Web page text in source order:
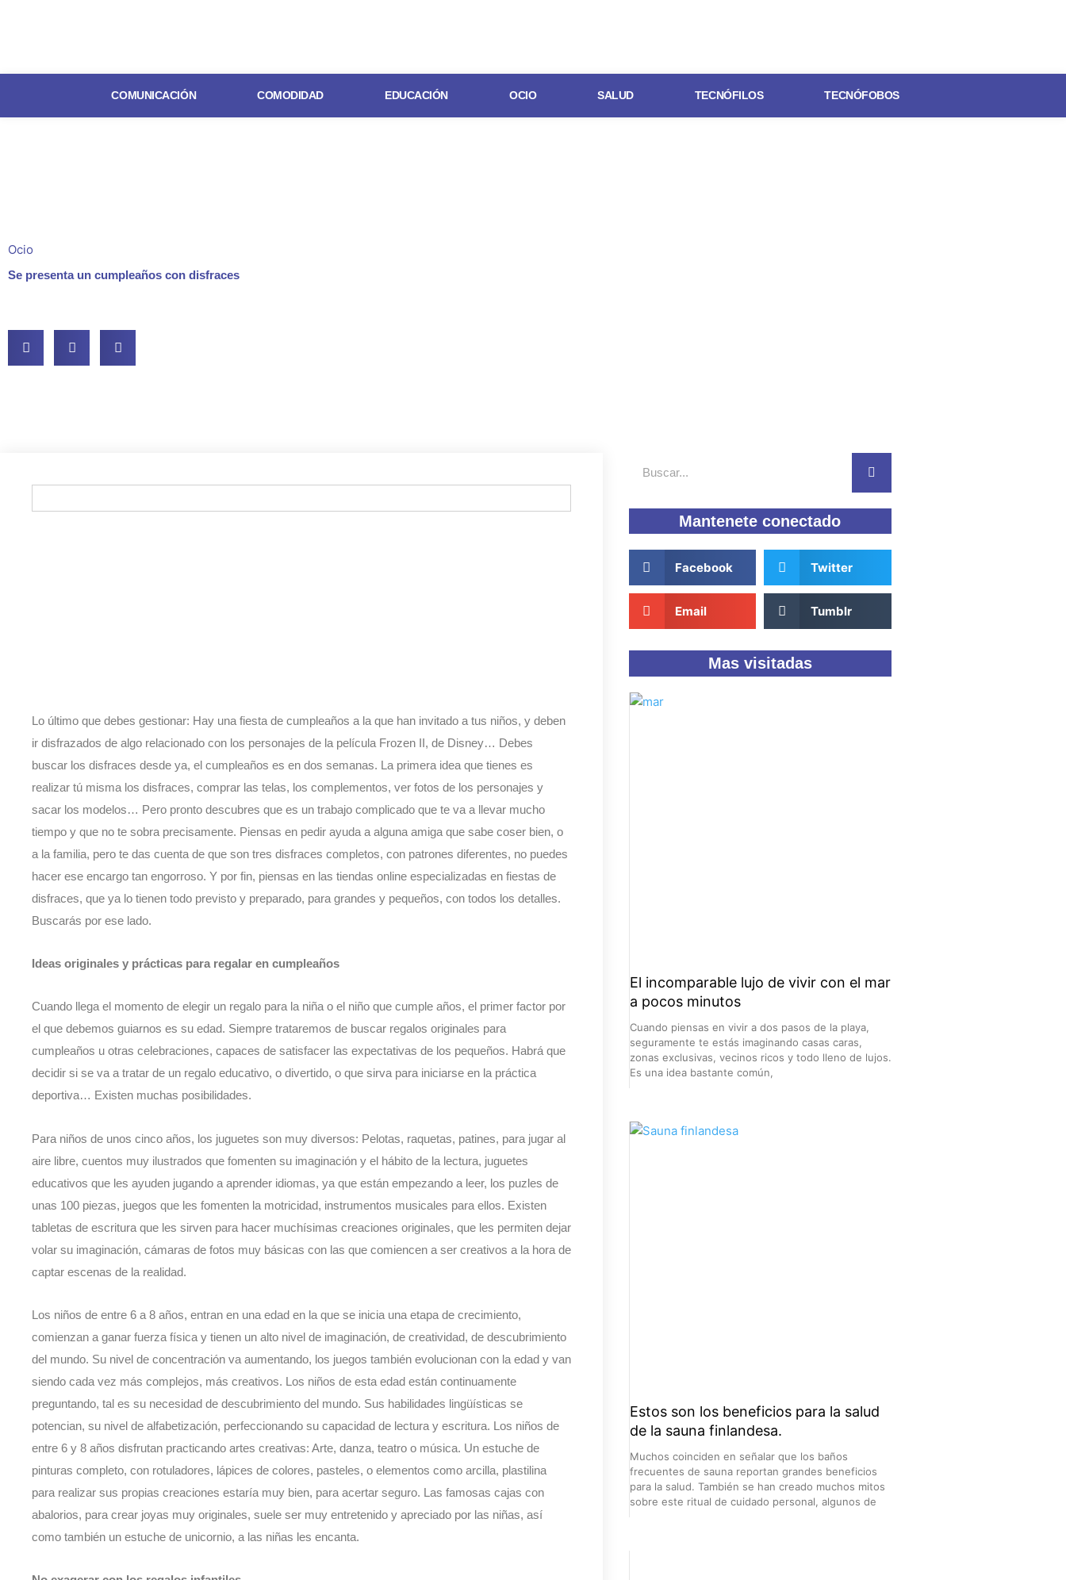
COMUNICACIÓN COMODIDAD EDUCACIÓN OCIO SALUD TECNÓFILOS TECNÓFOBOS
Ocio
Se presenta un cumpleaños con disfraces
Lo último que debes gestionar: Hay una fiesta de cumpleaños a la que han invitado a tus niños, y deben
ir disfrazados de algo relacionado con los personajes de la película Frozen II, de Disney… Debes
buscar los disfraces desde ya, el cumpleaños es en dos semanas. La primera idea que tienes es
realizar tú misma los disfraces, comprar las telas, los complementos, ver fotos de los personajes y
sacar los modelos… Pero pronto descubres que es un trabajo complicado que te va a llevar mucho
tiempo y que no te sobra precisamente. Piensas en pedir ayuda a alguna amiga que sabe coser bien, o
a la familia, pero te das cuenta de que son tres disfraces completos, con patrones diferentes, no puedes
hacer ese encargo tan engorroso. Y por fin, piensas en las tiendas online especializadas en fiestas de
disfraces, que ya lo tienen todo previsto y preparado, para grandes y pequeños, con todos los detalles.
Buscarás por ese lado.
Ideas originales y prácticas para regalar en cumpleaños
Cuando llega el momento de elegir un regalo para la niña o el niño que cumple años, el primer factor por
el que debemos guiarnos es su edad. Siempre trataremos de buscar regalos originales para
cumpleaños u otras celebraciones, capaces de satisfacer las expectativas de los pequeños. Habrá que
decidir si se va a tratar de un regalo educativo, o divertido, o que sirva para iniciarse en la práctica
deportiva… Existen muchas posibilidades.
Para niños de unos cinco años, los juguetes son muy diversos: Pelotas, raquetas, patines, para jugar al
aire libre, cuentos muy ilustrados que fomenten su imaginación y el hábito de la lectura, juguetes
educativos que les ayuden jugando a aprender idiomas, ya que están empezando a leer, los puzles de
unas 100 piezas, juegos que les fomenten la motricidad, instrumentos musicales para ellos. Existen
tabletas de escritura que les sirven para hacer muchísimas creaciones originales, que les permiten dejar
volar su imaginación, cámaras de fotos muy básicas con las que comiencen a ser creativos a la hora de
captar escenas de la realidad.
Los niños de entre 6 a 8 años, entran en una edad en la que se inicia una etapa de crecimiento,
comienzan a ganar fuerza física y tienen un alto nivel de imaginación, de creatividad, de descubrimiento
del mundo. Su nivel de concentración va aumentando, los juegos también evolucionan con la edad y van
siendo cada vez más complejos, más creativos. Los niños de esta edad están continuamente
preguntando, tal es su necesidad de descubrimiento del mundo. Sus habilidades lingüísticas se
potencian, su nivel de alfabetización, perfeccionando su capacidad de lectura y escritura. Los niños de
entre 6 y 8 años disfrutan practicando artes creativas: Arte, danza, teatro o música. Un estuche de
pinturas completo, con rotuladores, lápices de colores, pasteles, o elementos como arcilla, plastilina
para realizar sus propias creaciones estaría muy bien, para acertar seguro. Las famosas cajas con
abalorios, para crear joyas muy originales, suele ser muy entretenido y apreciado por las niñas, así
como también un estuche de unicornio, a las niñas les encanta.
Mantenete conectado
Facebook Twitter
Email Tumblr
Mas visitadas
El incomparable lujo de vivir con el mar
a pocos minutos
Cuando piensas en vivir a dos pasos de la playa,
seguramente te estás imaginando casas caras,
zonas exclusivas, vecinos ricos y todo lleno de lujos.
Es una idea bastante común,
Estos son los beneficios para la salud
de la sauna finlandesa.
Muchos coinciden en señalar que los baños
frecuentes de sauna reportan grandes beneficios
para la salud. También se han creado muchos mitos
sobre este ritual de cuidado personal, algunos de